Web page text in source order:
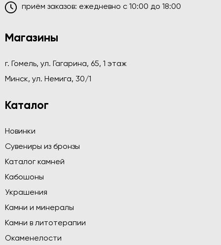
приём заказов: ежедневно c 10:00 до 18:00
Магазины
г. Гомель, ул. Гагарина, 65, 1 этаж
Минск, ул. Немига, 30/1
Каталог
Новинки
Сувениры из бронзы
Каталог камней
Кабошоны
Украшения
Камни и минералы
Камни в литотерапии
Окаменелости